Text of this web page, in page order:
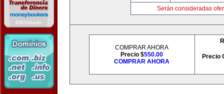
Serán consideradas
COMPRAR AHORA
Precio $550.00
COMPRAR AHORA
Precio